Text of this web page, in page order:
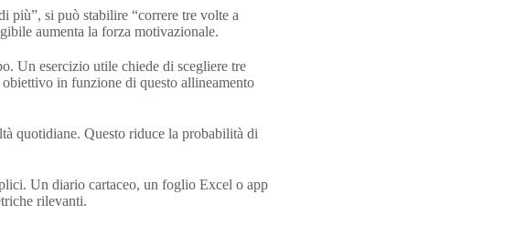
più”, si può stabilire “correre tre volte a
aumenta la forza motivazionale.
Un esercizio utile chiede di scegliere tre
in funzione di questo allineamento
quotidiane. Questo riduce la probabilità di
Un diario cartaceo, un foglio Excel o app
rilevanti.